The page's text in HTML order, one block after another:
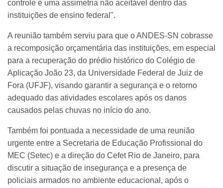
controle é uma assimetria não aceitável dentro das
instituições de ensino federal".
A reunião também serviu para que o ANDES-SN cobrasse
a recomposição orçamentária das instituições, em especial
para a recuperação do prédio histórico do Colégio de
Aplicação João 23, da Universidade Federal de Juiz de
Fora (UFJF), visando garantir a segurança e o retorno
adequado das atividades escolares após os danos
causados pelas chuvas no início do ano.
Também foi pontuada a necessidade de uma reunião
urgente entre a Secretaria de Educação Profissional do
MEC (Setec) e a direção do Cefet Rio de Janeiro, para
discutir a situação de insegurança e a presença de
policiais armados no ambiente educacional, após o